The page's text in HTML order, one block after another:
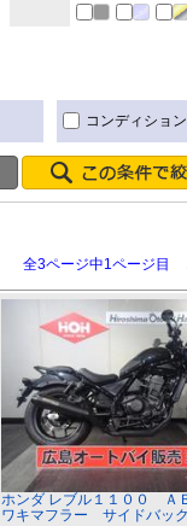
コンディショ
全3ページ中1ページ目
ホンダ レブル１１００ Ａ
ワキマフラー サイドバッ